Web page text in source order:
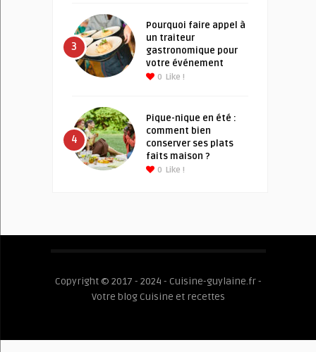
3
Pourquoi faire appel à
un traiteur
gastronomique pour
votre événement
0 Like !
4
Pique-nique en été :
comment bien
conserver ses plats
faits maison ?
0 Like !
Copyright © 2017 - 2024 - Cuisine-guylaine.fr -
Votre blog Cuisine et recettes